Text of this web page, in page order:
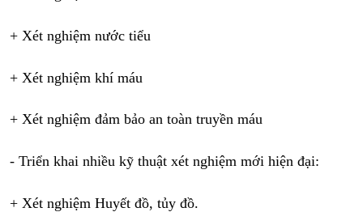
+ Xét nghiệm nước tiểu
+ Xét nghiệm khí máu
+ Xét nghiệm đảm bảo an toàn truyền máu
- Triển khai nhiều kỹ thuật xét nghiệm mới hiện đại:
+ Xét nghiệm Huyết đồ, tủy đồ.